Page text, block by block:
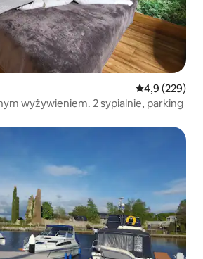
Średnia
4,9 (229)
wyżywieniem. 2 sypialnie, parking